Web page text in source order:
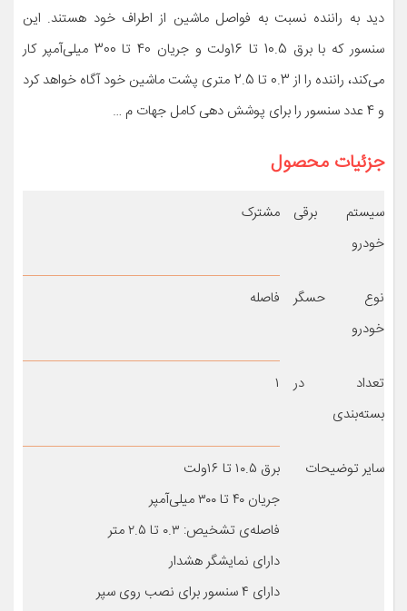
دید به راننده نسبت به فواصل ماشین از اطراف خود هستند. این
سنسور که با برق 10.5 تا 16ولت و جریان 40 تا 300 میلی‌آمپر کار
می‌کند، راننده را از 0.3 تا 2.5 متری پشت ماشین خود آگاه خواهد کرد
و 4 عدد سنسور را برای پوشش دهی کامل جهات م …
جزئیات محصول
سیستم برقی
خودرو
مشترک
نوع حسگر
خودرو
فاصله
تعداد در
بسته‌بندی
۱
سایر توضیحات
برق ۱۰.۵ تا ۱۶ولت
جریان ۴۰ تا ۳۰۰ میلی‌آمپر
فاصله‌ی تشخیص: ۰.۳ تا ۲.۵ متر
دارای نمایشگر هشدار
دارای ۴ سنسور برای نصب روی سپر